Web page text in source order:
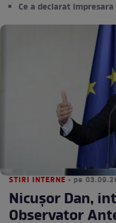
Ce a declarat impresara
STIRI INTERNE • pe
Nicușor Dan,
Observator